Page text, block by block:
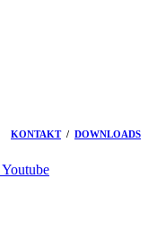
KONTAKT/ DOWNLOADS
Youtube